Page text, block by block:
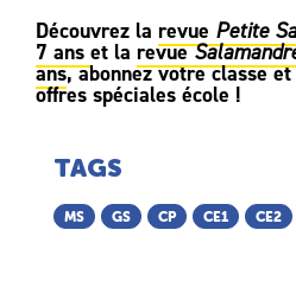
Découvrez la revue Petite
7 ans et la revue
ans, abonnez votre classe
offres spéciales école !
TAGS
MS GS CP CE1 CE2